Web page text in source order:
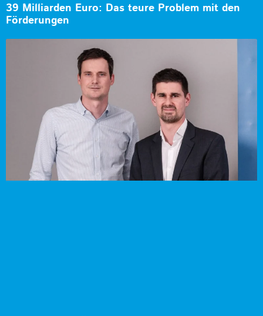
39 Milliarden Euro: Das teure Problem mit den
Förderungen